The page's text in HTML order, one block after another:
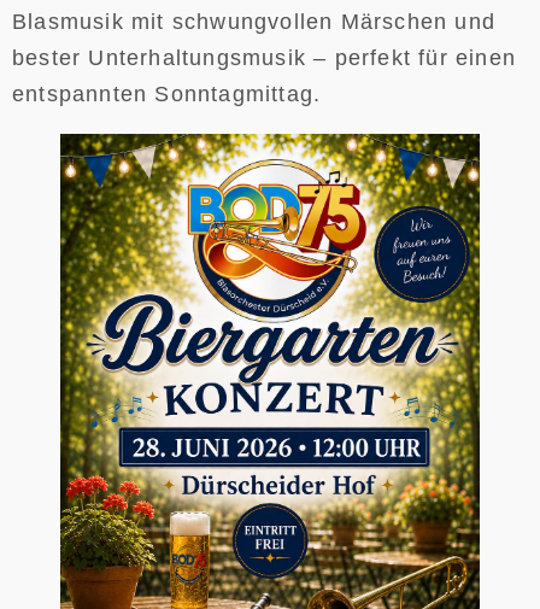
Blasmusik mit schwungvollen Märschen und
bester Unterhaltungsmusik – perfekt für einen
entspannten Sonntagmittag.